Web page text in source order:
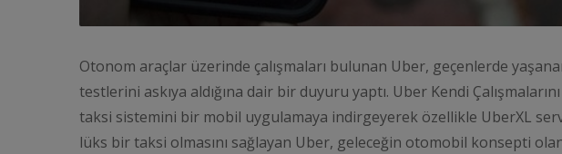
Otonom araçlar üzerinde çalışmaları bulunan Uber, geçenlerde
testlerini askıya aldığına dair bir duyuru yaptı. Uber Kendi
taksi sistemini bir mobil uygulamaya indirgeyerek özellikle UberXL
lüks bir taksi olmasını sağlayan Uber, geleceğin otomobil konsepti